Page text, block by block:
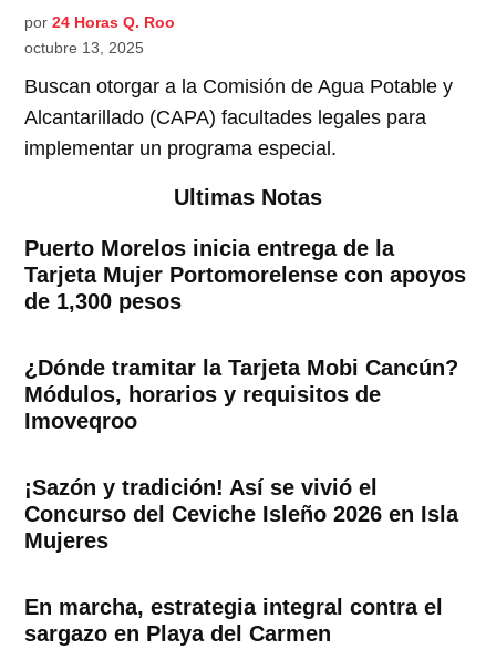
por 24 Horas Q. Roo
octubre 13, 2025
Buscan otorgar a la Comisión de Agua Potable y
Alcantarillado (CAPA) facultades legales para
implementar un programa especial.
Ultimas Notas
Puerto Morelos inicia entrega de la
Tarjeta Mujer Portomorelense con apoyos
de 1,300 pesos
¿Dónde tramitar la Tarjeta Mobi Cancún?
Módulos, horarios y requisitos de
Imoveqroo
¡Sazón y tradición! Así se vivió el
Concurso del Ceviche Isleño 2026 en Isla
Mujeres
En marcha, estrategia integral contra el
sargazo en Playa del Carmen